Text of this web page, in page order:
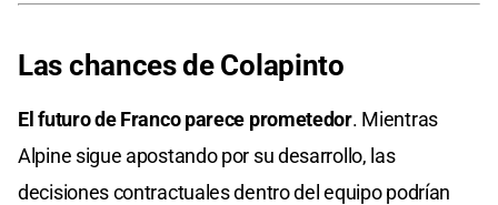
Las chances de Colapinto
El futuro de Franco parece prometedor. Mientras
Alpine sigue apostando por su desarrollo, las
decisiones contractuales dentro del equipo podrían